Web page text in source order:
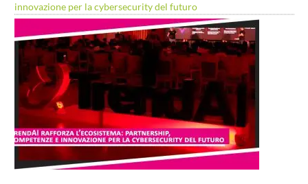
innovazione per la cybersecurity del futuro